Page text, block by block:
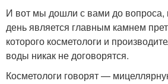
И вот мы дошли с вами до вопроса,
день является главным камнем
которого косметологи и
воды никак не договорятся.
Косметологи говорят —